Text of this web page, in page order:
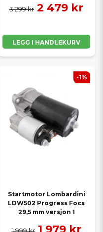
3 299 kr 2 479 kr
LEGG I HANDLEKURV
Startmotor Lombardini
LDW502 Progress Focs
29,5 mm versjon 1
-1%